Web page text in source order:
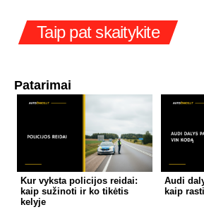
Taip pat skaitykite
Patarimai
Kur vyksta policijos reidai:
kaip sužinoti ir ko tikėtis
kelyje
Audi
kaip